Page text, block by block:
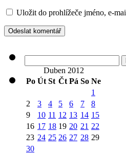
Uložit do prohlížeče jméno, e-
Duben 2012
Po Út St Čt Pá So Ne
1
2
3 4 5 6 7
8
9
10 11 12 13 14 15
16 17 18 19 20 21 22
23 24 25 26 27 28 29
30